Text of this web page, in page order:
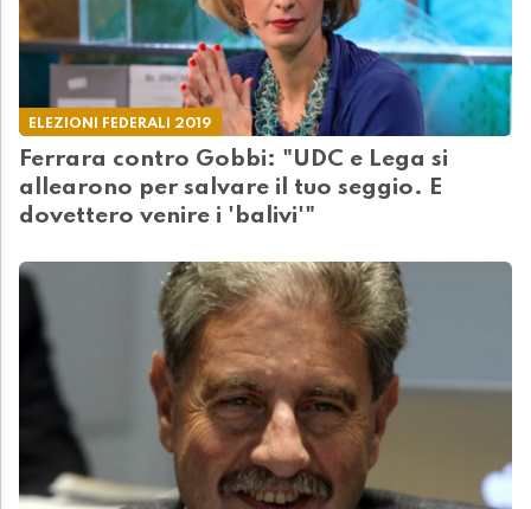
ELEZIONI FEDERALI 2019
Ferrara contro Gobbi: "UDC e Lega si
allearono per salvare il tuo seggio. E
dovettero venire i 'balivi'"